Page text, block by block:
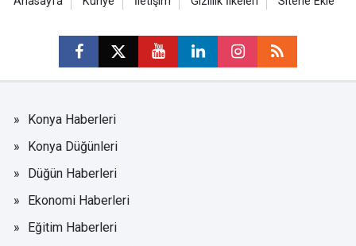
Konya Haberleri
Konya Düğünleri
Düğün Haberleri
Ekonomi Haberleri
Eğitim Haberleri